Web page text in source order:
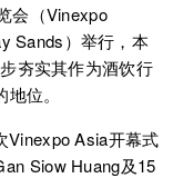
会（Vinexpo
Sands）举行，本
夯实其作为酒饮行
位。
Vinexpo Asia开幕式
Siow Huang及15